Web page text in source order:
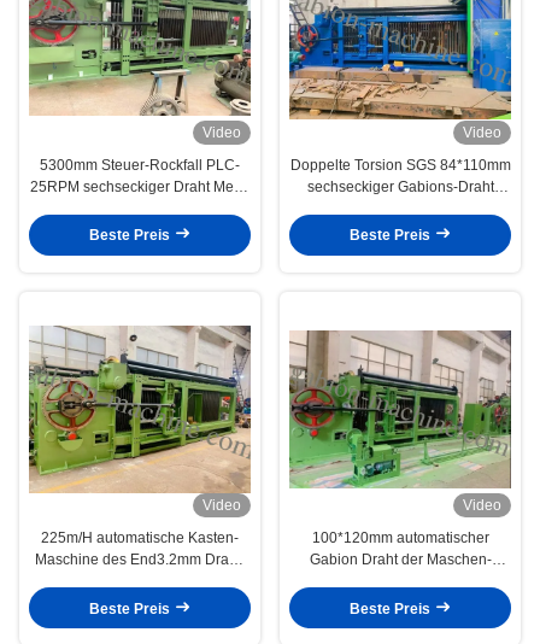
Video
5300mm Steuer-Rockfall PLC-
25RPM sechseckiger Draht Mesh
Beste Preis
Video
Doppelte Torsion SGS 84*110mm
sechseckiger Gabions-Draht
Beste Preis
Video
225m/H automatische Kasten-
Maschine des End3.2mm Draht-
Beste Preis
Video
100*120mm automatischer
Gabion Draht der Maschen-
Kasten, Matratze
Beste Preis